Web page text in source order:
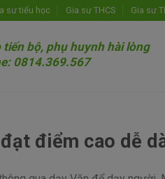
sư tiểu học Gia sư THCS Gia sư
tiến bộ, phụ huynh hài lòng
0814.369.567
điểm cao dễ